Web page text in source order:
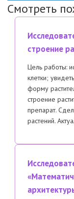
Смотреть
строение
Цель работы:
клетки;
форму
строение
препарат.
растений.